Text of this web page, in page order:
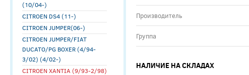
(10/04-)
CITROEN DS4 (11-)
CITROEN JUMPER(06-)
CITROEN JUMPER/FIAT
DUCATO/PG BOXER (4/94-
3/02) (4/02-)
CITROEN XANTIA (9/93-2/98)
Производитель
Группа
НАЛИЧИЕ НА СКЛАДАХ